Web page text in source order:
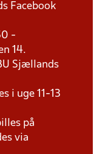
Facebook
-
14.
Sjællands
i uge 11-13
på
via